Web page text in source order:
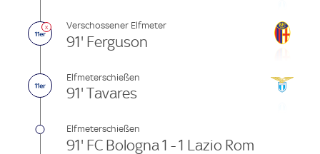
Verschossener Elfmeter
91' Ferguson
Elfmeterschießen
91' Tavares
Elfmeterschießen
91' FC Bologna 1 - 1 Lazio Rom